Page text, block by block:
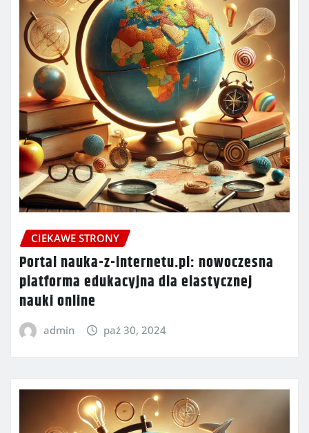
CIEKAWE STRONY
Portal nauka-z-internetu.pl: nowoczesna
platforma edukacyjna dla elastycznej
nauki online
admin paź 30, 2024